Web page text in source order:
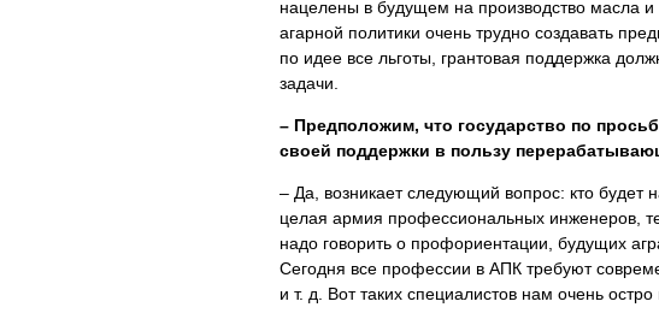
нацелены в будущем на производство масла
агарной политики очень трудно создавать
по идее все льготы, грантовая поддержка
задачи.
– Предположим, что государство по
своей поддержки в пользу
– Да, возникает следующий вопрос: кто будет
целая армия профессиональных инженеров,
надо говорить о профориентации, будущих
Сегодня все профессии в АПК требуют
и т. д. Вот таких специалистов нам очень остро